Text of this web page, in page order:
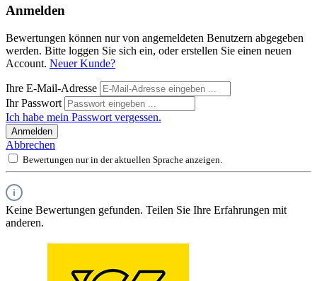
Anmelden
Bewertungen können nur von angemeldeten Benutzern abgegeben
werden. Bitte loggen Sie sich ein, oder erstellen Sie einen neuen
Account. Neuer Kunde?
Ihre E-Mail-Adresse
Ihr Passwort
Ich habe mein Passwort vergessen.
Anmelden
Abbrechen
Bewertungen nur in der aktuellen Sprache anzeigen.
Keine Bewertungen gefunden. Teilen Sie Ihre Erfahrungen mit
anderen.